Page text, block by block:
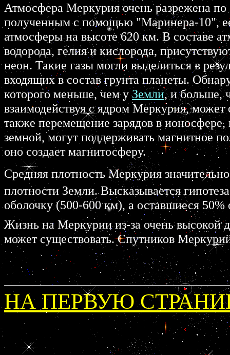
Атмосфера Меркурия очень разрежена
полученным с помощью "Маринера-10",
атмосферы на высоте 620 км. В составе
водорода, гелия и кислорода,
неон. Такие газы могли выделиться в
входящих в состав грунта планеты.
которого меньше, чем уЗемли, и больше,
взаимодействуя с ядром Меркурия, может
также перемещение зарядов в
земной, могут поддерживать магнитное
оно создает магнитосферу.
Средняя плотность Меркурия
плотности Земли. Высказывается
оболочку (500-600 км), а оставшиеся 50%
Жизнь на Меркурии из-за очень высокой
может существовать. Спутников
НА ПЕРВУЮ